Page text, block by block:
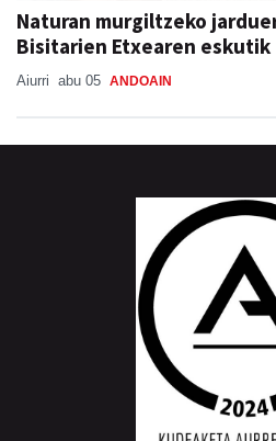
Naturan murgiltzeko
Bisitarien Etxearen eskutik
Aiurri abu 05 ANDOAIN